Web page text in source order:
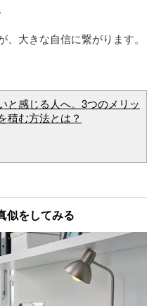
大きな自信に繋がります。
と感じる人へ。3つのメリッ
積む方法とは？
似をしてみる